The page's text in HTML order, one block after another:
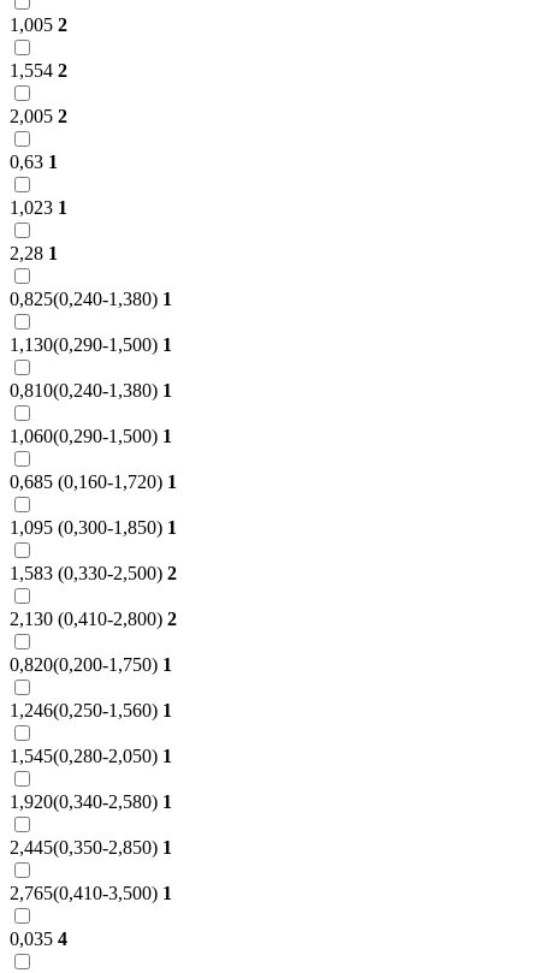
1,005 2
1,554 2
2,005 2
0,63 1
1,023 1
2,28 1
0,825(0,240-1,380) 1
1,130(0,290-1,500) 1
0,810(0,240-1,380) 1
1,060(0,290-1,500) 1
0,685 (0,160-1,720) 1
1,095 (0,300-1,850) 1
1,583 (0,330-2,500) 2
2,130 (0,410-2,800) 2
0,820(0,200-1,750) 1
1,246(0,250-1,560) 1
1,545(0,280-2,050) 1
1,920(0,340-2,580) 1
2,445(0,350-2,850) 1
2,765(0,410-3,500) 1
0,035 4